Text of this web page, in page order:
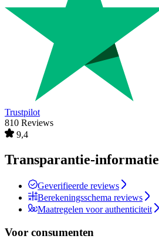
Trustpilot
810 Reviews
9,4
Transparantie-informatie
Geverifieerde reviews
Berekeningsschema reviews
Maatregelen voor authenticiteit
Voor consumenten